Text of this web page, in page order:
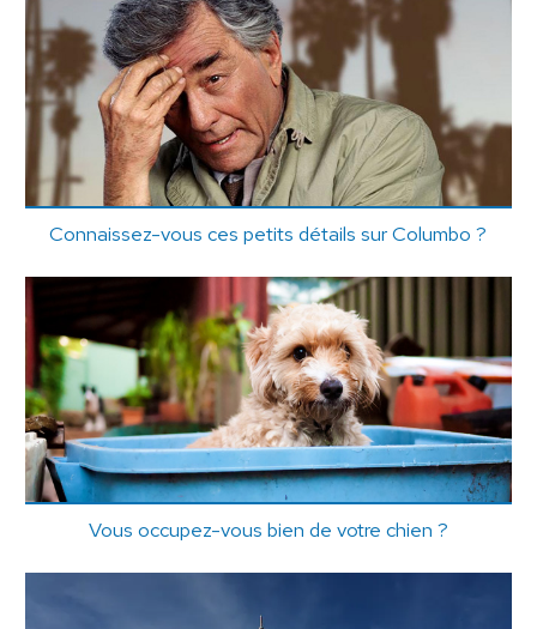
Connaissez-vous ces petits détails sur Columbo ?
Vous occupez-vous bien de votre chien ?